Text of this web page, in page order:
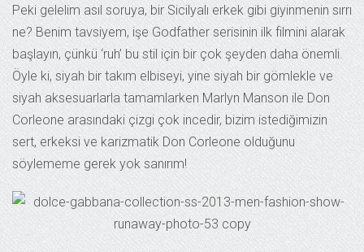
Peki gelelim asıl soruya, bir Sicilyalı erkek gibi giyinmenin sırrı
ne? Benim tavsiyem, işe Godfather serisinin ilk filmini alarak
başlayın, çünkü ‘ruh’ bu stil için bir çok şeyden daha önemli.
Öyle ki, siyah bir takım elbiseyi, yine siyah bir gömlekle ve
siyah aksesuarlarla tamamlarken Marlyn Manson ile Don
Corleone arasındaki çizgi çok incedir, bizim istediğimizin
sert, erkeksi ve karizmatik Don Corleone olduğunu
söylememe gerek yok sanırım!